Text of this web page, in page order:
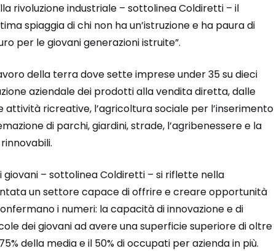
rivoluzione industriale – sottolinea Coldiretti – il
spiaggia di chi non ha un’istruzione e ha paura di
per le giovani generazioni istruite”.
della terra dove sette imprese under 35 su dieci
aziendale dei prodotti alla vendita diretta, dalle
ricreative, l’agricoltura sociale per l’inserimento
di parchi, giardini, strade, l’agribenessere e la
– sottolinea Coldiretti – si riflette nella
un settore capace di offrire e creare opportunità
i numeri: la capacità di innovazione e di
dei giovani ad avere una superficie superiore di oltre
della media e il 50% di occupati per azienda in più.